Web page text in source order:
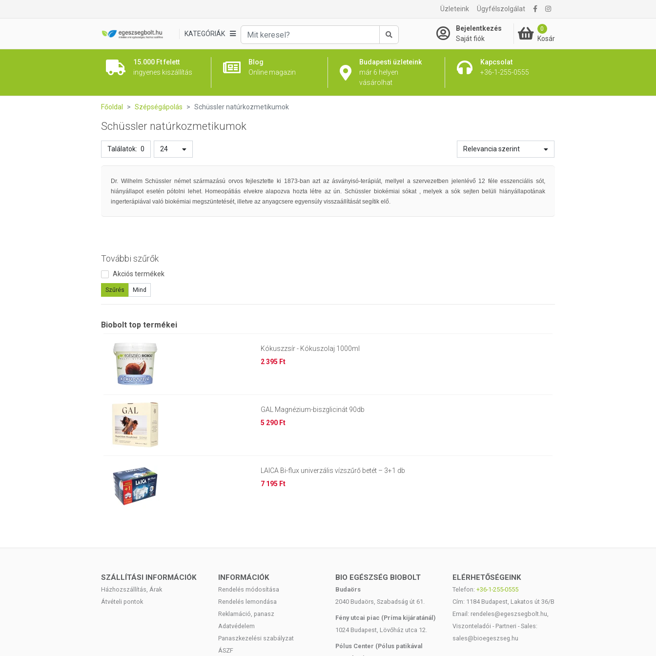
Üzleteink Ügyfélszolgálat
KATEGÓRIÁK
Keresés
Bejelentkezés
Saját fiók
0
Kosár
15.000 Ft felett
ingyenes kiszállítás
Blog
Online magazin
Budapesti üzleteink
már 6 helyen
vásárolhat
Kapcsolat
+36-1-255-0555
Főoldal Szépségápolás Schüssler natúrkozmetikumok
További szűrők
Akciós termékek
Szűrés Mind
Biobolt top termékei
Kókuszzsír - Kókuszolaj 1000ml
2 395 Ft
GAL Magnézium-biszglicinát 90db
5 290 Ft
LAICA Bi-flux univerzális vízszűrő betét – 3+1 db
7 195 Ft
Schüssler natúrkozmetikumok
Találatok: 0 24 Relevancia szerint
Dr. Wilhelm Schüssler német származású orvos fejlesztette ki 1873-ban azt az ásványisó-terápiát, mellyel a szervezetben jelenlévő 12 féle esszenciális sót,
hiányállapot esetén pótolni lehet. Homeopátiás elvekre alapozva hozta létre az ún. Schüssler biokémiai sókat , melyek a sók sejten belüli hiányállapotának
ingerterápiával való biokémiai megszüntetését, illetve az anyagcsere egyensúly visszaállítását segítik elő.
SZÁLLÍTÁSI INFORMÁCIÓK
Házhozszállítás, Árak
Átvételi pontok
INFORMÁCIÓK
Rendelés módosítása
Rendelés lemondása
Reklamáció, panasz
Adatvédelem
Panaszkezelési szabályzat
ÁSZF
BIO EGÉSZSÉG BIOBOLT
Budaörs
2040 Budaörs, Szabadság út 61.
Fény utcai piac (Príma kijáratánál)
1024 Budapest, Lövőház utca 12.
Pólus Center (Pólus patikával
ELÉRHETŐSÉGEINK
Telefon: +36-1-255-0555
Cím: 1184 Budapest, Lakatos út 36/B
Email: rendeles@egeszsegbolt.hu,
Viszonteladói - Partneri - Sales:
sales@bioegeszseg.hu